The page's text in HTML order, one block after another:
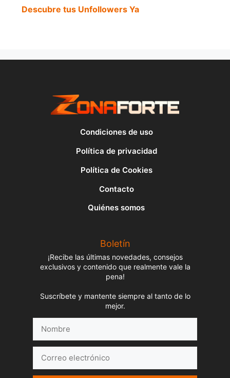
Descubre tus Unfollowers Ya
Condiciones de uso
Política de privacidad
Política de Cookies
Contacto
Quiénes somos
Boletín
¡Recibe las últimas novedades, consejos
exclusivos y contenido que realmente vale la
pena!
Suscríbete y mantente siempre al tanto de lo
mejor.
electrónico